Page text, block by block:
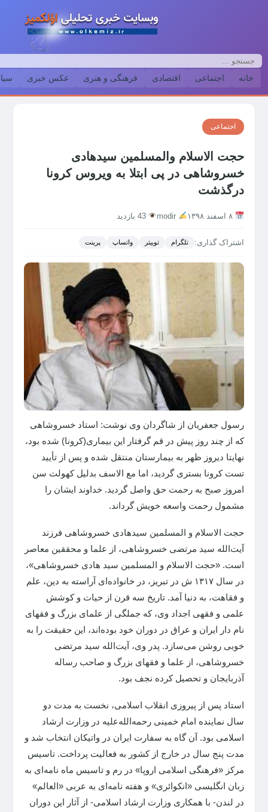
خانه اجتماعی اقتصادی فرهنگی و هنری عکس خبری
اجتماعی
حجت الاسلام والمسلمین سیدهادی
خسروشاهی در پی ابتلا به ویروس کرونا
درگذشت
43 بازدید
اشتراک گذاری: تلگرام توییتر واتساپ پرینت
رسول جعفریان از شاگردان وی نوشت: استاد خسروشاهی
که از چند روز پیش در قم گرفتار این بیماری(کرونا) شده بود،
نهایتا دیروز ظهر به بیمارستان منتقل شده و پس از تأیید
تست کرونا بستری گردید، اما مع الاسف بدلیل کهولت سن
امروز صبح به رحمت حق واصل گردید. خداوند ایشان را
مشمول رحمت واسعه خویش گرداند.
حجت الاسلام و المسلمین سیدهادی خسروشاهی فرزند
آیت‌الله سید مرتضی خسروشاهی، از علما و محققین معاصر
است. «حجت الاسلام و المسلمین سید هادی خسروشاهی»،
در سال ۱۳۱۷ ش در تبریز، در خانواده‌ای آراسته به دین، علم
و فقاهت، به دنیا آمد. تاریخ سه قرن از حیات و کوشش
علمی و فقهی اجداد وی، که جملگی از علمای بزرگ و فقهای
نام دار ایران و عراق در دوران خود بوده‌اند، این حقیقت را به
خوبی روشن می‌سازد. پدر وی، آیت‌الله سید مرتضی
خسروشاهی، از علما و فقهای بزرگ و صاحب رساله
آذربایجان و تحصیل کرده نجف بود.
استاد پس از پیروزی انقلاب اسلامی، نخست به مدت دو
سال نماینده امام خمینی رحمه‌الله‌علیه در وزارت ارشاد
اسلامی بود. آن گاه به سفارت ایران در واتیکان انتخاب شد و
مدت پنج سال در خارج از کشور به فعالیت پرداخت. تاسیس
مرکز «فرهنگی اسلامی اروپا» در رم و تاسیس ماه نامه‌ای به
زبان انگلیسی «انکوائری» و هفته نامه‌ای به عربی «العالم»
در لندن- با همکاری وزارت ارشاد اسلامی- از آثار این دوران